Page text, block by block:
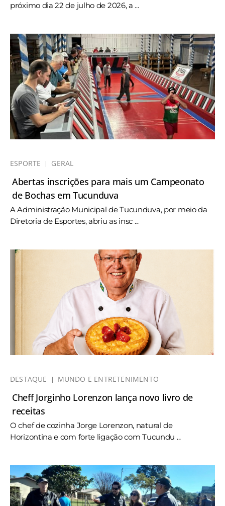
próximo dia 22 de julho de 2026, a ...
ESPORTE GERAL
Abertas inscrições para mais um Campeonato
de Bochas em Tucunduva
A Administração Municipal de Tucunduva, por meio da
Diretoria de Esportes, abriu as insc ...
DESTAQUE MUNDO E ENTRETENIMENTO
Cheff Jorginho Lorenzon lança novo livro de
receitas
O chef de cozinha Jorge Lorenzon, natural de
Horizontina e com forte ligação com Tucundu ...